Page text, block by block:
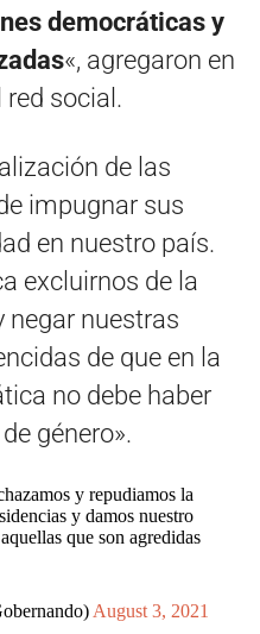
democráticas y
«, agregaron en
red social.
de las
impugnar sus
en nuestro país.
excluirnos de la
negar nuestras
de que en la
no debe haber
género».
y repudiamos la
y damos nuestro
que son agredidas
August 3, 2021